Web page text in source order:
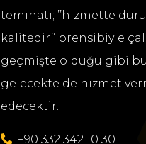
teminatı; ’’hizmette
kalitedir’’ prensibiyle
geçmişte olduğu gibi
gelecekte de hizmet
edecektir.
+90 332 342 10 30